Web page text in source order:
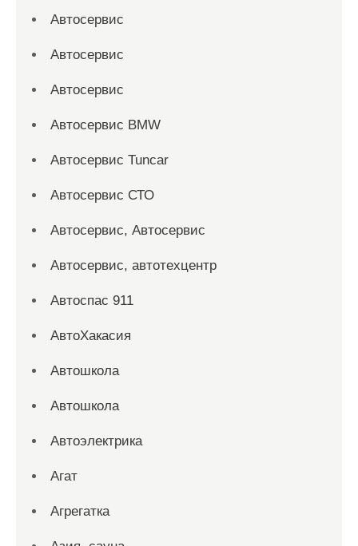
Автосервис
Автосервис
Автосервис
Автосервис BMW
Автосервис Tuncar
Автосервис СТО
Автосервис, Автосервис
Автосервис, автотехцентр
Автоспас 911
АвтоХакасия
Автошкола
Автошкола
Автоэлектрика
Агат
Агрегатка